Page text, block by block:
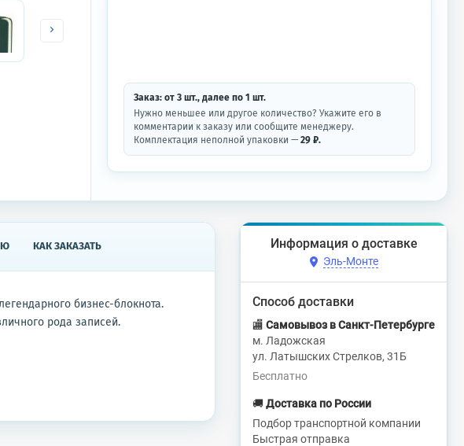
Заказ: от3 шт., далее по1 шт.
Нужно меньшее или другое количество? Укажите его в
комментарии к заказу или сообщите менеджеру.
Комплектация неполной упаковки —29 ₽.
КАК ЗАКАЗАТЬ
бизнес-блокнота.
рода записей.
Информация о доставке
Эль-Монте
Способ доставки
🏬 Самовывоз в Санкт-Петербурге
м. Ладожская
ул. Латышских Стрелков, 31Б
Бесплатно
🚚 Доставка по России
Подбор транспортной компании
Быстрая отправка